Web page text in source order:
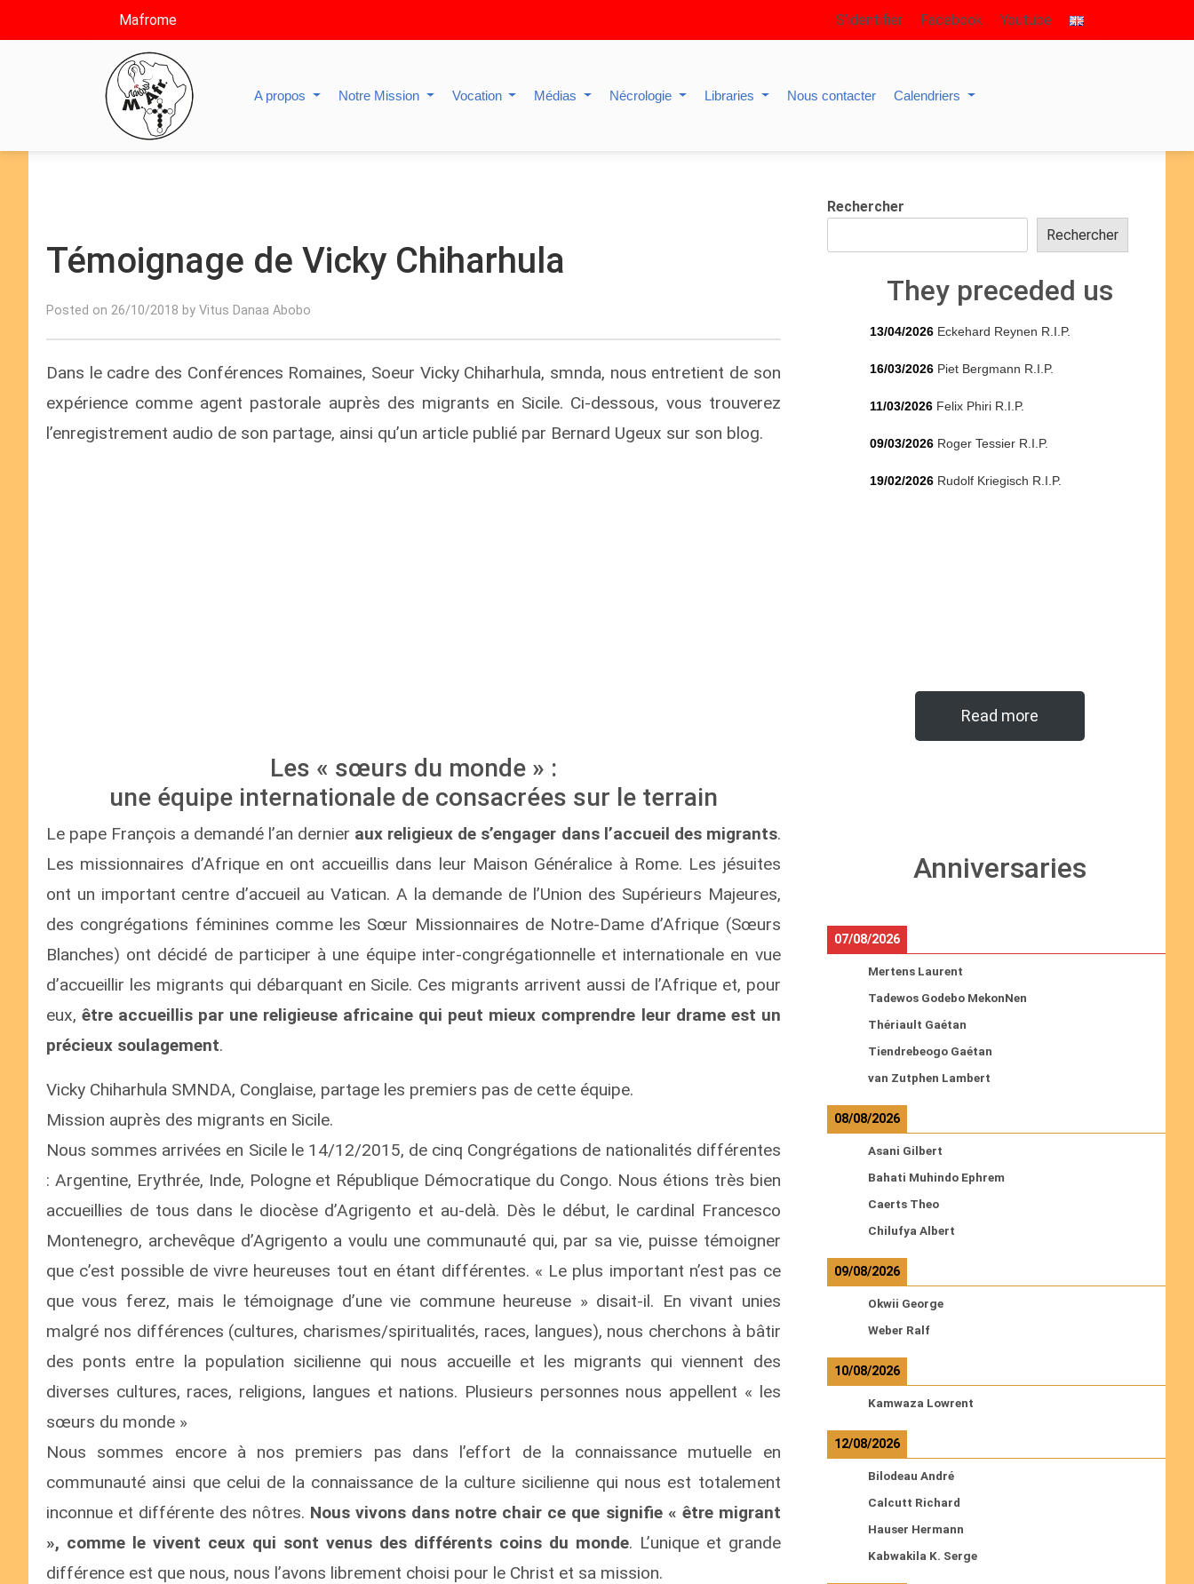
Mafrome S’identifier Facebook Youtube
A propos Notre Mission Vocation Médias Nécrologie Libraries Nous contacter Calendriers
Témoignage de Vicky Chiharhula
Posted on 26/10/2018 by Vitus Danaa Abobo
Dans le cadre des Conférences Romaines, Soeur Vicky Chiharhula, smnda, nous entretient de son
expérience comme agent pastorale auprès des migrants en Sicile. Ci-dessous, vous trouverez
l’enregistrement audio de son partage, ainsi qu’un article publié par Bernard Ugeux sur son blog.
Les « sœurs du monde » :
une équipe internationale de consacrées sur le terrain
Le pape François a demandé l’an dernier aux religieux de s’engager dans l’accueil des migrants.
Les missionnaires d’Afrique en ont accueillis dans leur Maison Généralice à Rome. Les jésuites
ont un important centre d’accueil au Vatican. A la demande de l’Union des Supérieurs Majeures,
des congrégations féminines comme les Sœur Missionnaires de Notre-Dame d’Afrique (Sœurs
Blanches) ont décidé de participer à une équipe inter-congrégationnelle et internationale en vue
d’accueillir les migrants qui débarquant en Sicile. Ces migrants arrivent aussi de l’Afrique et, pour
eux,être accueillis par une religieuse africaine qui peut mieux comprendre leur drame est un
précieux soulagement.
Vicky Chiharhula SMNDA, Conglaise, partage les premiers pas de cette équipe.
Mission auprès des migrants en Sicile.
Nous sommes arrivées en Sicile le 14/12/2015, de cinq Congrégations de nationalités différentes
: Argentine, Erythrée, Inde, Pologne et République Démocratique du Congo. Nous étions très bien
accueillies de tous dans le diocèse d’Agrigento et au-delà. Dès le début, le cardinal Francesco
Montenegro, archevêque d’Agrigento a voulu une communauté qui, par sa vie, puisse témoigner
que c’est possible de vivre heureuses tout en étant différentes. « Le plus important n’est pas ce
que vous ferez, mais le témoignage d’une vie commune heureuse » disait-il. En vivant unies
malgré nos différences (cultures, charismes/spiritualités, races, langues), nous cherchons à bâtir
des ponts entre la population sicilienne qui nous accueille et les migrants qui viennent des
diverses cultures, races, religions, langues et nations. Plusieurs personnes nous appellent « les
sœurs du monde »
Nous sommes encore à nos premiers pas dans l’effort de la connaissance mutuelle en
communauté ainsi que celui de la connaissance de la culture sicilienne qui nous est totalement
inconnue et différente des nôtres. Nous vivons dans notre chair ce que signifie « être migrant
», comme le vivent ceux qui sont venus des différents coins du monde. L’unique et grande
différence est que nous, nous l’avons librement choisi pour le Christ et sa mission.
Rechercher
Rechercher
They preceded us
13/04/2026 Eckehard Reynen R.I.P.
16/03/2026 Piet Bergmann R.I.P.
11/03/2026 Felix Phiri R.I.P.
09/03/2026 Roger Tessier R.I.P.
19/02/2026 Rudolf Kriegisch R.I.P.
Read more
Anniversaries
07/08/2026
Mertens Laurent
Tadewos Godebo MekonNen
Thériault Gaétan
Tiendrebeogo Gaétan
van Zutphen Lambert
08/08/2026
Asani Gilbert
Bahati Muhindo Ephrem
Caerts Theo
Chilufya Albert
09/08/2026
Okwii George
Weber Ralf
10/08/2026
Kamwaza Lowrent
12/08/2026
Bilodeau André
Calcutt Richard
Hauser Hermann
Kabwakila K. Serge